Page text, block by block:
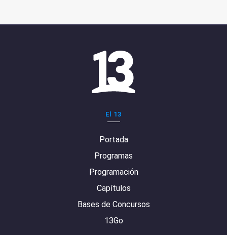
El 13
Portada
Programas
Programación
Capítulos
Bases de Concursos
13Go